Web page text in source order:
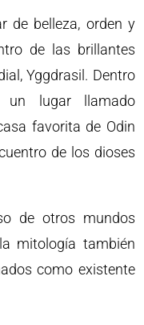
de belleza, orden y
de las brillantes
Yggdrasil. Dentro
un lugar llamado
favorita de Odin
de los dioses
de otros mundos
mitología también
como existente